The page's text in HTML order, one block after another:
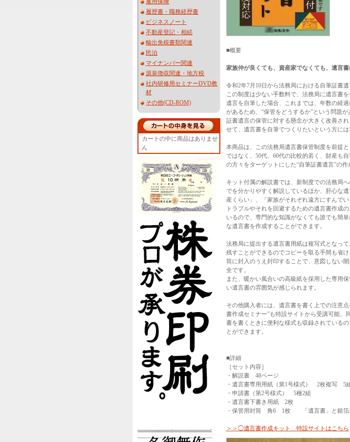
雇用保険
履歴書・職務経歴書
ビジネスノート
不動産登記・相続
輸出免税書類関連
民泊
マイナンバー関連
源泉徴収関連・地方税
社内研修用セミナーDVD教
材
その他(CD-ROM)
カートの中に商品はありませ
ん
■概要
家族仲が良くても、資産家でなくても、遺言
令和2年7月10日から法務局における自筆証書
この制度は少ない手数料で、法務局に遺言書
遺言を自筆した場合、これまでは、年数の経
があるため、“保管をどうするか”という問題
証書遺言の保管に対する懸念が大きく改善さ
せて、遺言書を自筆でつくりたいという方に
本商品は、この法務局遺言書保管制度を前提
ではなく、50代、60代の比較的若く、財産も
の方々をターゲットにした“自筆証書遺言”の作
キット付属の解説書では、新制度での法務局
でを分かりやすく解説しているほか、肝心な
産くらい」、「家族がそれぞれ遠方にすんで
トラブルやそれを回避するための遺言書作成
いるので、専門的な知識がなくても誰でも簡
な遺言書を作成することができます。
法務局に提出する遺言書用紙は複写式となっ
残すことができるのでコピーを取る手間も省
筒に封入のうえ封印することで、意図しない
全です。
また、暖かい風合いの高級紙を採用した専用
い遺言書の雰囲気が感じられます。
その他購入者には、遺言書を書く上での注意
書作成セミナー”も特設サイトから受講可能。
書を書くときに便利な様式も収録されている
とができます。
■詳細
［セット内容］
・解説書 48ページ
・遺言書専用用紙（第1号様式） 2枚複写 5
・申請書（第2号様式） 5種2組
・遺言書下書き用紙 2枚
・保管用封筒 角6 1枚 「遺言書」と銀箔
＞＞◯遺言書作成キット 特設サイトはこちら